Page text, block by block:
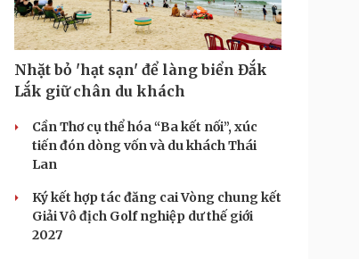
Nhặt bỏ 'hạt sạn' để làng biển Đắk
Lắk giữ chân du khách
Cần Thơ cụ thể hóa “Ba kết nối”, xúc
tiến đón dòng vốn và du khách Thái
Lan
Ký kết hợp tác đăng cai Vòng chung kết
Giải Vô địch Golf nghiệp dư thế giới
2027